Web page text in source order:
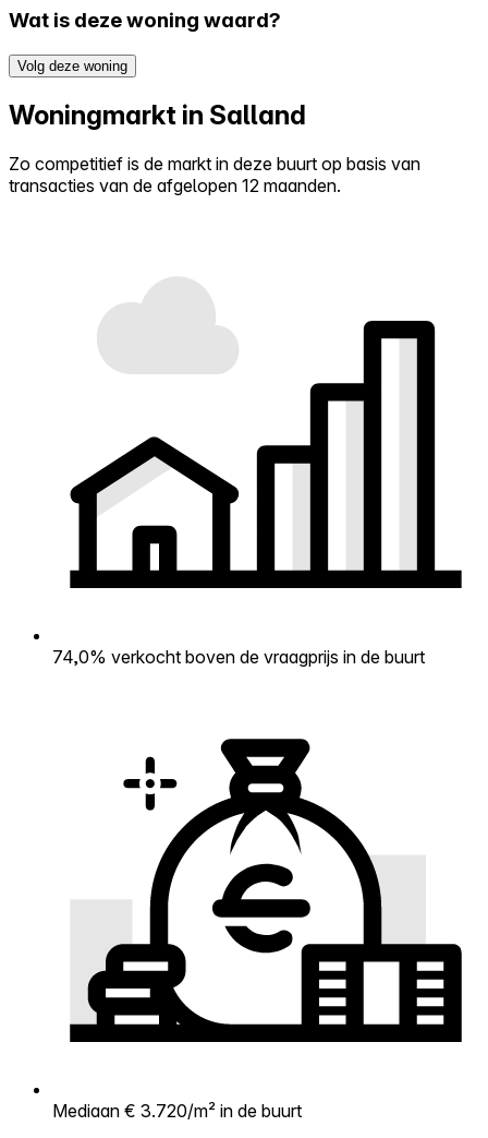
Wat is deze woning waard?
Volg deze woning
Woningmarkt in Salland
Zo competitief is de markt in deze buurt op basis van
transacties van de afgelopen 12 maanden.
74,0% verkocht boven de vraagprijs in de buurt
Mediaan € 3.720/m² in de buurt